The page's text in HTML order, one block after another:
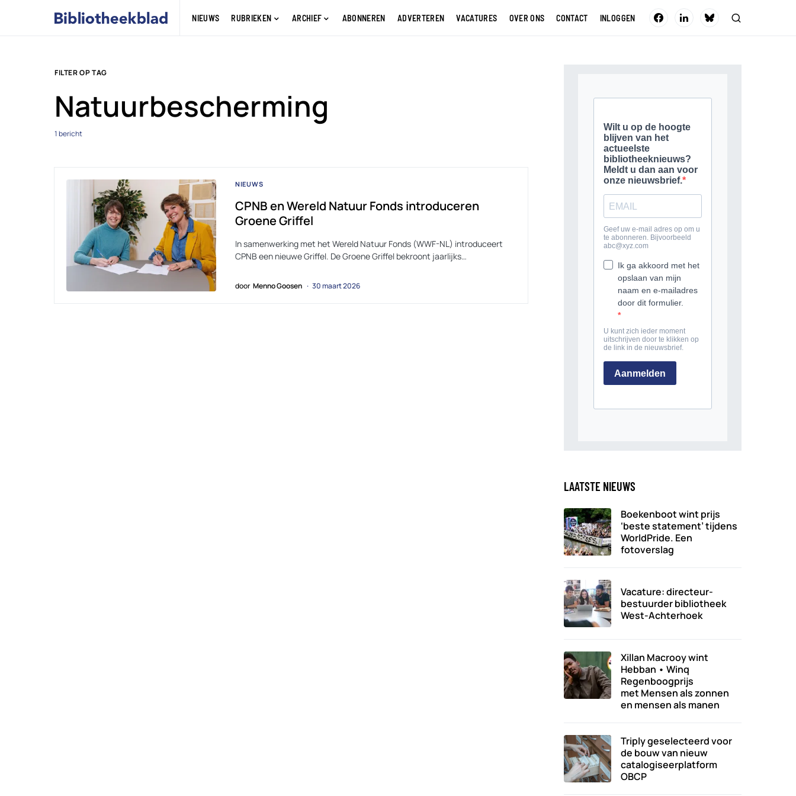
NIEUWS RUBRIEKEN ARCHIEF ABONNEREN ADVERTEREN VACATURES OVER ONS CONTACT INLOGGEN
FILTER OP TAG
Natuurbescherming
1 bericht
NIEUWS
CPNB en Wereld Natuur Fonds introduceren
Groene Griffel
In samenwerking met het Wereld Natuur Fonds (WWF-NL) introduceert
CPNB een nieuwe Griffel. De Groene Griffel bekroont jaarlijks…
door Menno Goosen 30 maart 2026
LAATSTE NIEUWS
Boekenboot wint prijs
‘beste statement’ tijdens
WorldPride. Een
fotoverslag
Vacature: directeur-
bestuurder bibliotheek
West-Achterhoek
Xillan Macrooy wint
Hebban • Winq
Regenboogprijs
met Mensen als zonnen
en mensen als manen
Triply geselecteerd voor
de bouw van nieuw
catalogiseerplatform
OBCP